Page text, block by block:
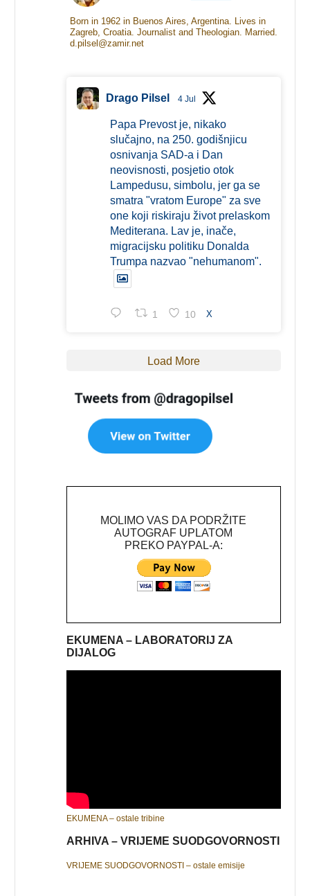
Born in 1962 in Buenos Aires, Argentina. Lives in
Zagreb, Croatia. Journalist and Theologian. Married.
d.pilsel@zamir.net
Drago Pilsel 4 Jul
Papa Prevost je, nikako
slučajno, na 250. godišnjicu
osnivanja SAD-a i Dan
neovisnosti, posjetio otok
Lampedusu, simbolu, jer ga se
smatra "vratom Europe" za sve
one koji riskiraju život prelaskom
Mediterana. Lav je, inače,
migracijsku politiku Donalda
Trumpa nazvao "nehumanom".
1 10 X
Load More
MOLIMO VAS DA PODRŽITE
AUTOGRAF UPLATOM
PREKO PAYPAL-A:
EKUMENA – LABORATORIJ ZA
DIJALOG
EKUMENA – ostale tribine
ARHIVA – VRIJEME SUODGOVORNOSTI
VRIJEME SUODGOVORNOSTI – ostale emisije